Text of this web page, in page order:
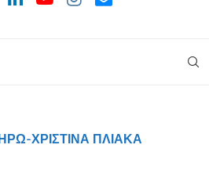
ΧΡΙΣΤΊΝΑ ΠΛΙΆΚΑ